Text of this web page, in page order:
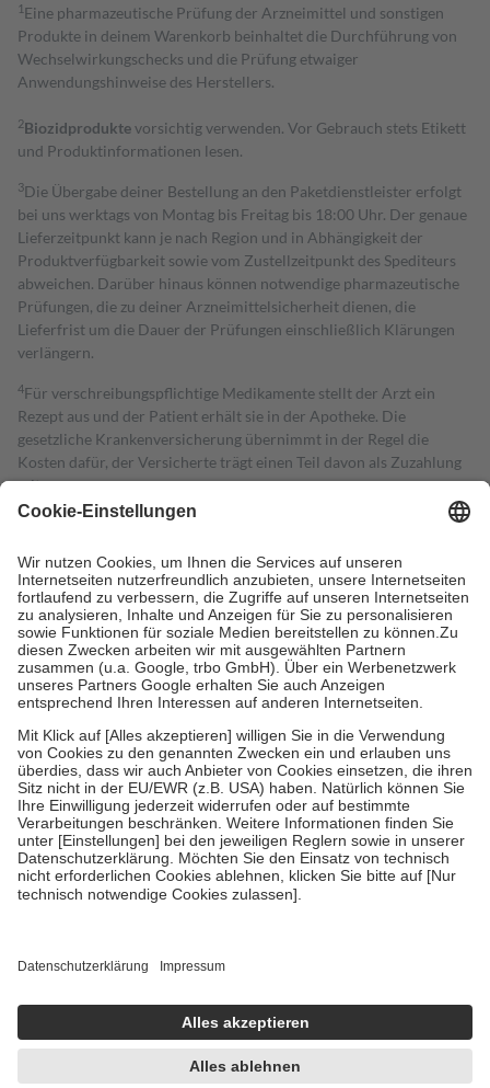
1 Eine pharmazeutische Prüfung der Arzneimittel und sonstigen
Produkte in deinem Warenkorb beinhaltet die Durchführung von
Wechselwirkungschecks und die Prüfung etwaiger
Anwendungshinweise des Herstellers.
2Biozidproduktevorsichtig verwenden. Vor Gebrauch stets Etikett
und Produktinformationen lesen.
3Die Übergabe deiner Bestellung an den Paketdienstleister erfolgt
bei uns werktags von Montag bis Freitag bis 18:00 Uhr. Der genaue
Lieferzeitpunkt kann je nach Region und in Abhängigkeit der
Produktverfügbarkeit sowie vom Zustellzeitpunkt des Spediteurs
abweichen. Darüber hinaus können notwendige pharmazeutische
Prüfungen, die zu deiner Arzneimittelsicherheit dienen, die
Lieferfrist um die Dauer der Prüfungen einschließlich Klärungen
verlängern.
4Für verschreibungspflichtige Medikamente stellt der Arzt ein
Rezept aus und der Patient erhält sie in der Apotheke. Die
gesetzliche Krankenversicherung übernimmt in der Regel die
Kosten dafür, der Versicherte trägt einen Teil davon als Zuzahlung
mit.
Grundsätzlich leisten Mitglieder Zuzahlungen in Höhe von zehn
höchstens zehn Euro.
Es sind jedoch nie mehr als die tatsächlichen
Kosten der Leistung zu entrichten.
Diese Regeln gelten grundsätzlich auch für Online-Apotheken.
Bei Heilmitteln und häuslicher Krankenpflege beträgt die
Zuzahlung zehn Prozent der Kosten sowie zehn Euro je
Verordnung.
Um das Engagement der Versicherten für ihre eigene Gesundheit zu
stärken und die besondere Stellung der Familie zu unterstützen,
fallenkeine Zuzahlungenan bei:
• Kindern und Jugendlichen bis zum vollendeten 18. Lebensjahr
mit Ausnahme der Fahrkosten
• Untersuchungen zur Vorsorge und Früherkennung, die von der
GKV getragen werden
• empfohlenen Schutzimpfungen
• Harn- und Blutteststreifen
getroffen, um sicherzustellen, dass es sich um echte Bewertungen
https://help.etrusted.com/hc/de/articles/4419944605341
Einige Bilder und Inhalte wurden unter Zuhilfenahme künstlicher